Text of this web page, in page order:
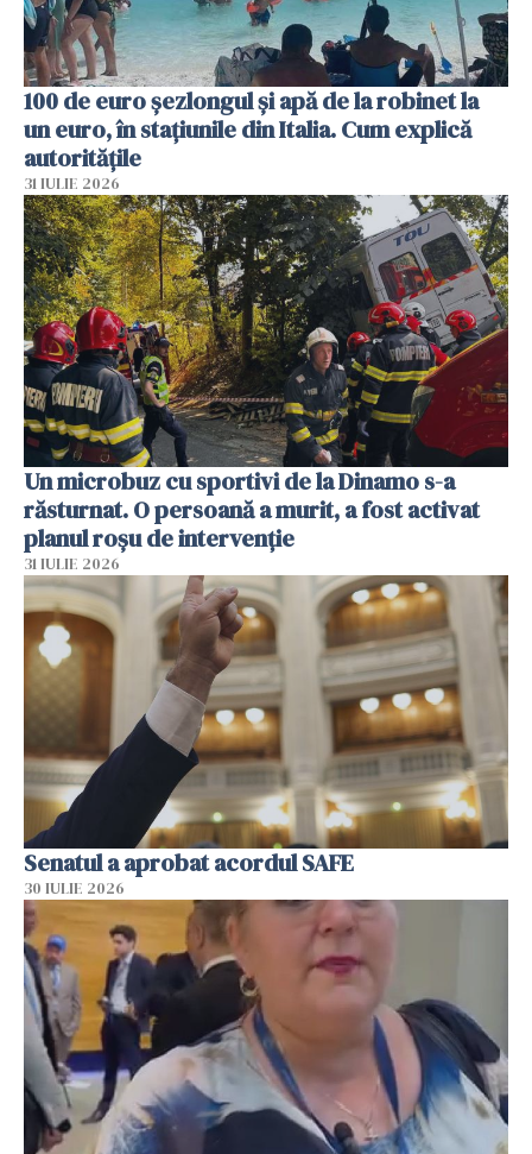
100 de euro șezlongul și apă de la robinet la
un euro, în stațiunile din Italia. Cum explică
autoritățile
31 IULIE 2026
Un microbuz cu sportivi de la Dinamo s-a
răsturnat. O persoană a murit, a fost activat
planul roșu de intervenție
31 IULIE 2026
Senatul a aprobat acordul SAFE
30 IULIE 2026